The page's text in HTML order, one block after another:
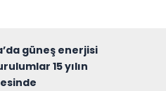
güneş enerjisi
15 yılın